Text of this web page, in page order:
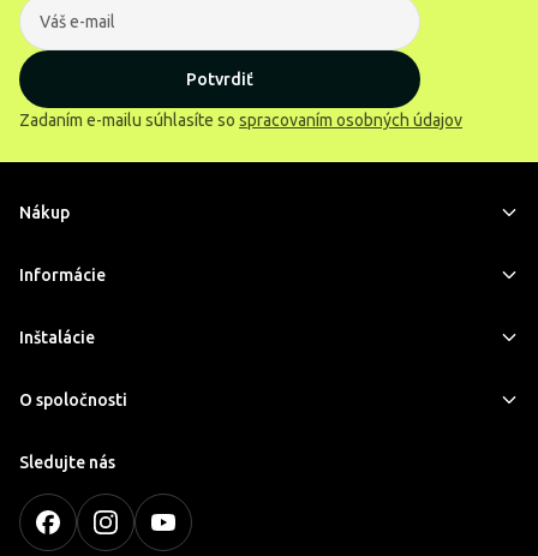
Potvrdiť
Zadaním e-mailu súhlasíte so spracovaním osobných údajov
Nákup
Informácie
Inštalácie
O spoločnosti
Sledujte nás